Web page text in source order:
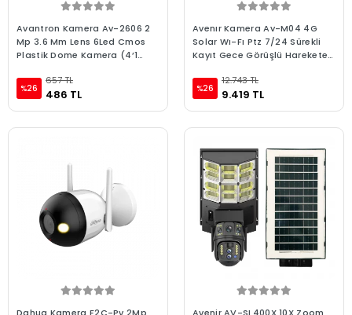
Avantron Kamera Av-2606 2
Mp 3.6 Mm Lens 6Led Cmos
Plastik Dome Kamera (4’1
%26
657 TL
486 TL
Avenır Kamera Av-M04 4G
Solar Wı-Fı Ptz 7/24 Sürekli
Kayıt Gece Görüşlü Harekete
%26
12.743 TL
9.419 TL